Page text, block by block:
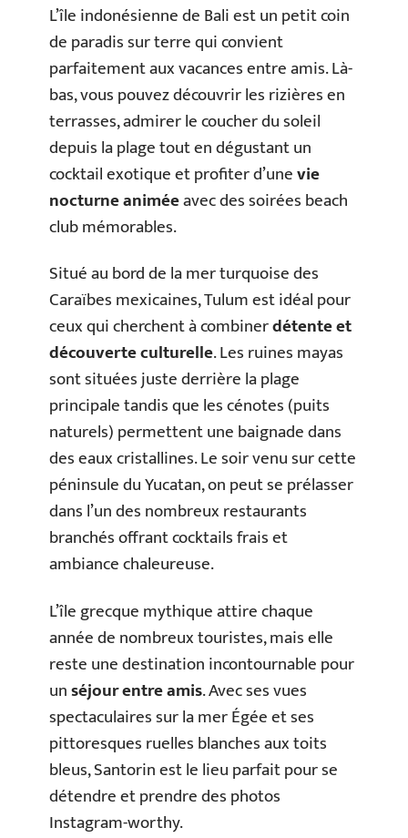
L’île indonésienne de Bali est un petit coin
de paradis sur terre qui convient
parfaitement aux vacances entre amis. Là-
bas, vous pouvez découvrir les rizières en
terrasses, admirer le coucher du soleil
depuis la plage tout en dégustant un
cocktail exotique et profiter d’unevie
nocturne animéeavec des soirées beach
club mémorables.
Situé au bord de la mer turquoise des
Caraïbes mexicaines, Tulum est idéal pour
ceux qui cherchent à combinerdétente et
découverte culturelle. Les ruines mayas
sont situées juste derrière la plage
principale tandis que les cénotes (puits
naturels) permettent une baignade dans
des eaux cristallines. Le soir venu sur cette
péninsule du Yucatan, on peut se prélasser
dans l’un des nombreux restaurants
branchés offrant cocktails frais et
ambiance chaleureuse.
L’île grecque mythique attire chaque
année de nombreux touristes, mais elle
reste une destination incontournable pour
unséjour entre amis. Avec ses vues
spectaculaires sur la mer Égée et ses
pittoresques ruelles blanches aux toits
bleus, Santorin est le lieu parfait pour se
détendre et prendre des photos
Instagram-worthy.